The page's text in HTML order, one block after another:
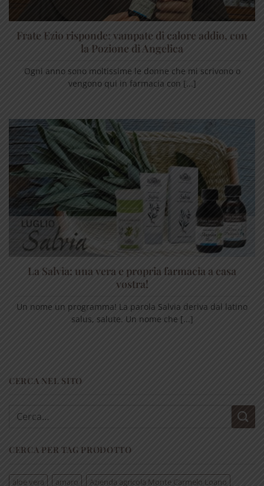
Frate Ezio risponde: vampate di calore addio, con
la Pozione di Angelica
Ogni anno sono moltissime le donne che mi scrivono o
vengono qui in farmacia con [...]
La Salvia: una vera e propria farmacia a casa
vostra!
Un nome un programma! La parola Salvia deriva dal latino
salus, salute. Un nome che [...]
CERCA NEL SITO
Cerca:
CERCA PER TAG PRODOTTO
aloe vera amaro
Azienda agricola Monte Carmelo Loano